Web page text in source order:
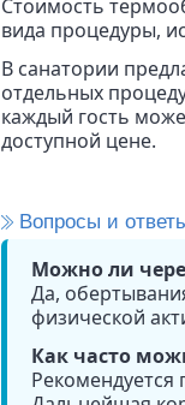
Стоимость
вида процедуры,
В санатории
отдельных
каждый гость
доступной цене.
Вопросы и
Можно ли
Да,
физической
Как часто
Рекомендуется